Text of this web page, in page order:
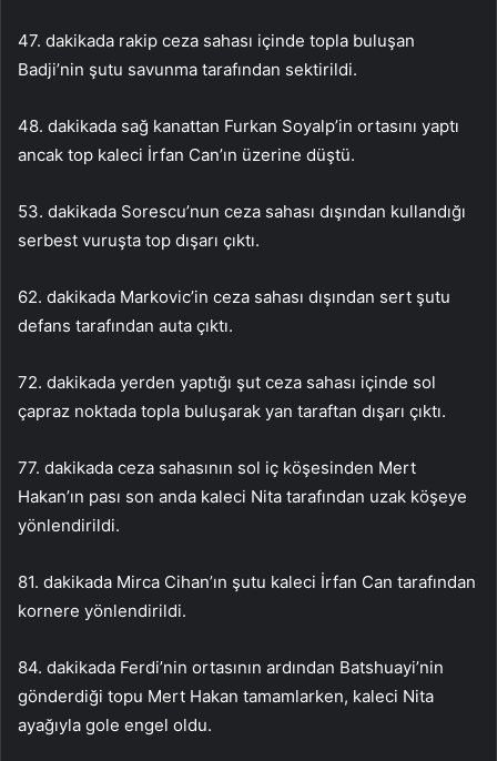
47. dakikada rakip ceza sahası içinde topla buluşan
Badji’nin şutu savunma tarafından sektirildi.
48. dakikada sağ kanattan Furkan Soyalp’in ortasını yaptı
ancak top kaleci İrfan Can’ın üzerine düştü.
53. dakikada Sorescu’nun ceza sahası dışından kullandığı
serbest vuruşta top dışarı çıktı.
62. dakikada Markovic’in ceza sahası dışından sert şutu
defans tarafından auta çıktı.
72. dakikada yerden yaptığı şut ceza sahası içinde sol
çapraz noktada topla buluşarak yan taraftan dışarı çıktı.
77. dakikada ceza sahasının sol iç köşesinden Mert
Hakan’ın pası son anda kaleci Nita tarafından uzak köşeye
yönlendirildi.
81. dakikada Mirca Cihan’ın şutu kaleci İrfan Can tarafından
kornere yönlendirildi.
84. dakikada Ferdi’nin ortasının ardından Batshuayi’nin
gönderdiği topu Mert Hakan tamamlarken, kaleci Nita
ayağıyla gole engel oldu.